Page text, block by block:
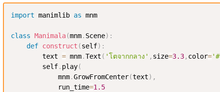
import manimlib as mnm
class Manimala(mnm. Scene) :
def construct (self) :
        text
= mnm.Text ( 'โตจากกลาง' , size=3.3, color=
        self
. play(
            mnm
.GrowFromCenter(text) ,
            run_time
=1.5